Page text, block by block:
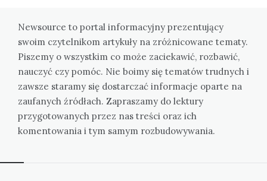
Newsource to portal informacyjny prezentujący
swoim czytelnikom artykuły na zróżnicowane tematy.
Piszemy o wszystkim co może zaciekawić, rozbawić,
nauczyć czy pomóc. Nie boimy się tematów trudnych i
zawsze staramy się dostarczać informacje oparte na
zaufanych źródłach. Zapraszamy do lektury
przygotowanych przez nas treści oraz ich
komentowania i tym samym rozbudowywania.